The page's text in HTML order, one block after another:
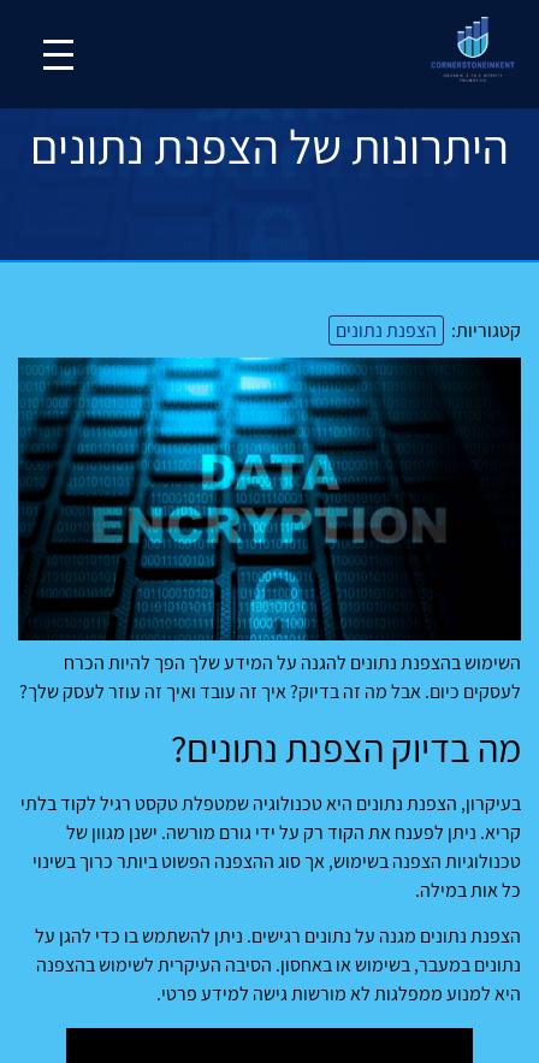
היתרונות של הצפנת נתונים
קטגוריות: הצפנת נתונים
השימוש בהצפנת נתונים להגנה על המידע שלך הפך להיות הכרח
לעסקים כיום. אבל מה זה בדיוק? איך זה עובד ואיך זה עוזר לעסק שלך?
מה בדיוק הצפנת נתונים?
בעיקרון, הצפנת נתונים היא טכנולוגיה שמטפלת טקסט רגיל לקוד בלתי
קריא. ניתן לפענח את הקוד רק על ידי גורם מורשה. ישנן מגוון של
טכנולוגיות הצפנה בשימוש, אך סוג ההצפנה הפשוט ביותר כרוך בשינוי
כל אות במילה.
הצפנת נתונים מגנה על נתונים רגישים. ניתן להשתמש בו כדי להגן על
נתונים במעבר, בשימוש או באחסון. הסיבה העיקרית לשימוש בהצפנה
היא למנוע ממפלגות לא מורשות גישה למידע פרטי.